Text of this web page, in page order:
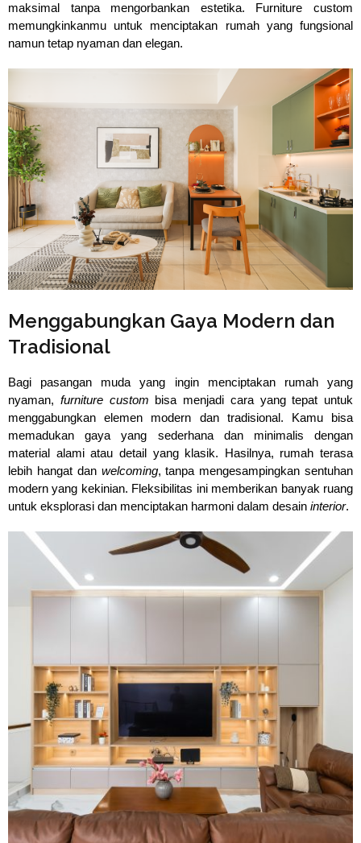
maksimal tanpa mengorbankan estetika. Furniture custom
memungkinkanmu untuk menciptakan rumah yang fungsional
namun tetap nyaman dan elegan.
⁠Menggabungkan Gaya Modern dan
Tradisional
Bagi pasangan muda yang ingin menciptakan rumah yang
nyaman, furniture custom bisa menjadi cara yang tepat untuk
menggabungkan elemen modern dan tradisional. Kamu bisa
memadukan gaya yang sederhana dan minimalis dengan
material alami atau detail yang klasik. Hasilnya, rumah terasa
lebih hangat dan welcoming, tanpa mengesampingkan sentuhan
modern yang kekinian. Fleksibilitas ini memberikan banyak ruang
untuk eksplorasi dan menciptakan harmoni dalam desain interior.